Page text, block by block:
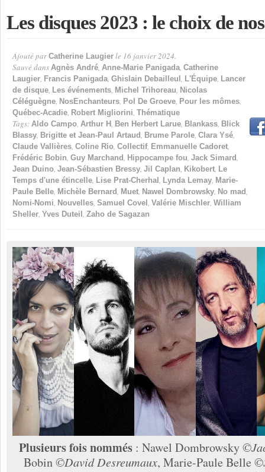
Les disques 2023 : le choix de
Ajouté par Catherine Laugier le 16 janvier 2024.
Sauvé dans Agnès André, Anne-Marie Panigada, Catherine
Laugier, Francis Panigada, Ghislain Debailleul , L'Équipe, Lancer
de disque, Les événements, Michel Trihoreau, Nicolas
Céléguègne, NosEnchanteurs, Pol De Groeve, Pour les mômes,
Québec-Acadie, Robert Migliorini, Thématique
Tags: Aldo Campo, Arthur H, Ben Herbert Larue, Blankass, Blick
Blassy, Brigitte et Jean-Paul Artaud, Brume Parole, Clara Ysé,
Claude Vallières, Coline Rio, Collectif, Emmanuelle Cadoret,
Frédéric Bobin, Guy Marchand, Hippocampe fou, Jack Simard,
Jean Duino, Jean-Sébastien Bressy, Jil Caplan, Kikobert, Le
Temps d'une étincelle, Lise Prat-Cherhal , Lynda Lemay, Marie-
Paule Belle, Michèle Bernard, Muet, Nawel Dombrowsky, No mad,
Nomi-Nomi, Nouvelles, Samuel Covel , Valérie Mischler, William
Sheller, Yves Duteil , Zaho de Sagazan
Plusieurs fois nommés: Nawel Dombrowsky
Bobin©David Desreumaux, Marie-Paule Belle